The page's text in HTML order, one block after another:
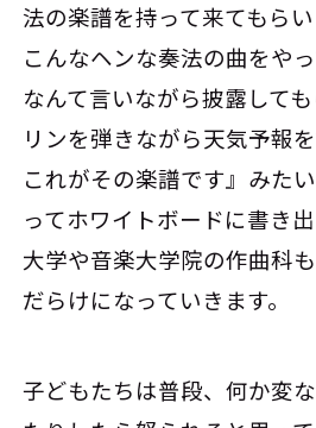
法の楽譜を持って来てもらい
こんなヘンな奏法の曲をや
なんて言いながら披露して
リンを弾きながら天気予報
これがその楽譜です』みた
ってホワイトボードに書き
大学や音楽大学院の作曲科
だらけになっていきます。
子どもたちは普段、何か変